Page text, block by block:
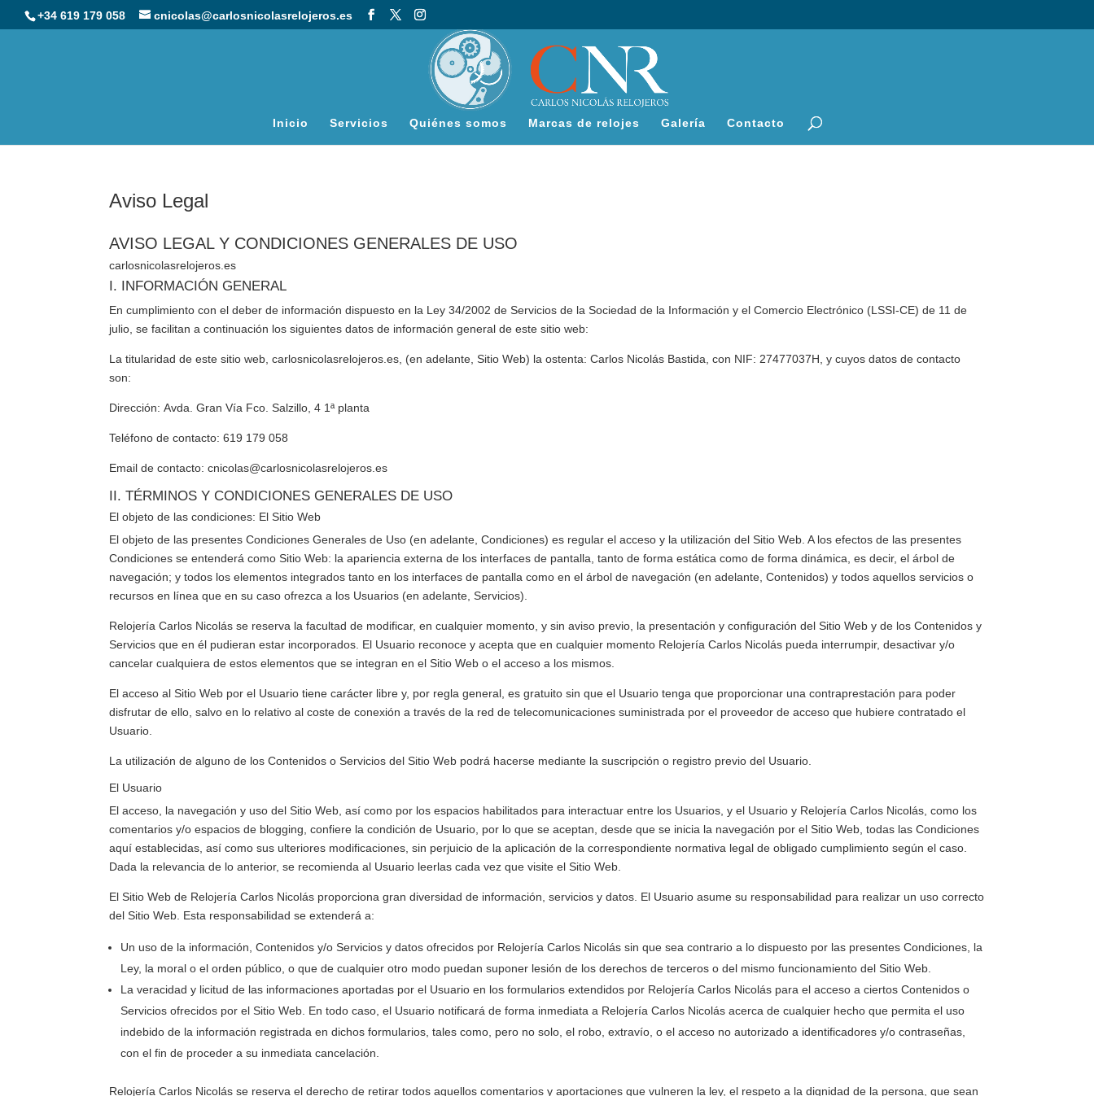
+34 619 179 058 cnicolas@carlosnicolasrelojeros.es
Inicio Servicios Quiénes somos Marcas de relojes Galería Contacto
Aviso Legal
AVISO LEGAL Y CONDICIONES GENERALES DE USO
carlosnicolasrelojeros.es
I. INFORMACIÓN GENERAL
En cumplimiento con el deber de información dispuesto en la Ley 34/2002 de Servicios de la Sociedad de la Información y el Comercio Electrónico (LSSI-CE) de 11 de
julio, se facilitan a continuación los siguientes datos de información general de este sitio web:
La titularidad de este sitio web,carlosnicolasrelojeros.es , (en adelante, Sitio Web) la ostenta:Carlos Nicolás Bastida , con NIF: 27477037H , y cuyos datos de contacto
son:
Dirección:Avda. Gran Vía Fco. Salzillo, 4 1ª planta
Teléfono de contacto:619 179 058
Email de contacto:cnicolas@carlosnicolasrelojeros.es
II. TÉRMINOS Y CONDICIONES GENERALES DE USO
El objeto de las condiciones: El Sitio Web
El objeto de las presentes Condiciones Generales de Uso (en adelante, Condiciones) es regular el acceso y la utilización del Sitio Web. A los efectos de las presentes
Condiciones se entenderá como Sitio Web: la apariencia externa de los interfaces de pantalla, tanto de forma estática como de forma dinámica, es decir, el árbol de
navegación; y todos los elementos integrados tanto en los interfaces de pantalla como en el árbol de navegación (en adelante, Contenidos) y todos aquellos servicios o
recursos en línea que en su caso ofrezca a los Usuarios (en adelante, Servicios).
Relojería Carlos Nicolás se reserva la facultad de modificar, en cualquier momento, y sin aviso previo, la presentación y configuración del Sitio Web y de los Contenidos y
Servicios que en él pudieran estar incorporados. El Usuario reconoce y acepta que en cualquier momento Relojería Carlos Nicolás pueda interrumpir, desactivar y/o
cancelar cualquiera de estos elementos que se integran en el Sitio Web o el acceso a los mismos.
El acceso al Sitio Web por el Usuario tiene carácter libre y, por regla general, es gratuito sin que el Usuario tenga que proporcionar una contraprestación para poder
disfrutar de ello, salvo en lo relativo al coste de conexión a través de la red de telecomunicaciones suministrada por el proveedor de acceso que hubiere contratado el
Usuario.
La utilización de alguno de los Contenidos o Servicios del Sitio Web podrá hacerse mediante la suscripción o registro previo del Usuario.
El Usuario
El acceso, la navegación y uso del Sitio Web, así como por los espacios habilitados para interactuar entre los Usuarios, y el Usuario y Relojería Carlos Nicolás , como los
comentarios y/o espacios de blogging, confiere la condición de Usuario, por lo que se aceptan, desde que se inicia la navegación por el Sitio Web, todas las Condiciones
aquí establecidas, así como sus ulteriores modificaciones, sin perjuicio de la aplicación de la correspondiente normativa legal de obligado cumplimiento según el caso.
Dada la relevancia de lo anterior, se recomienda al Usuario leerlas cada vez que visite el Sitio Web.
El Sitio Web de Relojería Carlos Nicolás proporciona gran diversidad de información, servicios y datos. El Usuario asume su responsabilidad para realizar un uso correcto
del Sitio Web. Esta responsabilidad se extenderá a:
Un uso de la información, Contenidos y/o Servicios y datos ofrecidos por Relojería Carlos Nicolás sin que sea contrario a lo dispuesto por las presentes Condiciones, la
Ley, la moral o el orden público, o que de cualquier otro modo puedan suponer lesión de los derechos de terceros o del mismo funcionamiento del Sitio Web.
La veracidad y licitud de las informaciones aportadas por el Usuario en los formularios extendidos por Relojería Carlos Nicolás para el acceso a ciertos Contenidos o
Servicios ofrecidos por el Sitio Web. En todo caso, el Usuario notificará de forma inmediata a Relojería Carlos Nicolás acerca de cualquier hecho que permita el uso
indebido de la información registrada en dichos formularios, tales como, pero no solo, el robo, extravío, o el acceso no autorizado a identificadores y/o contraseñas,
con el fin de proceder a su inmediata cancelación.
Relojería Carlos Nicolás se reserva el derecho de retirar todos aquellos comentarios y aportaciones que vulneren la ley, el respeto a la dignidad de la persona, que sean